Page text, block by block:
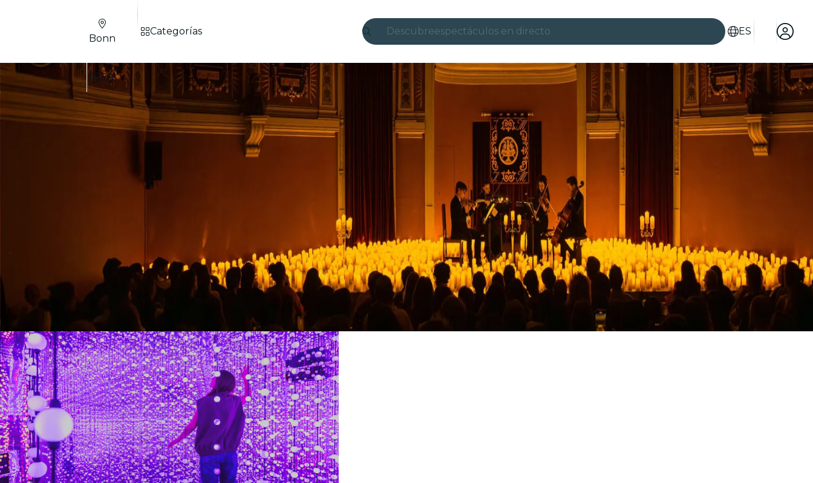
Descubreespectáculos en directo
candlelight
experiencias y ciudades
exposiciones
Seúl
recorridos por la ciudad
conciertos
restaurantes
cine
ES
Bonn
ES
Categorías